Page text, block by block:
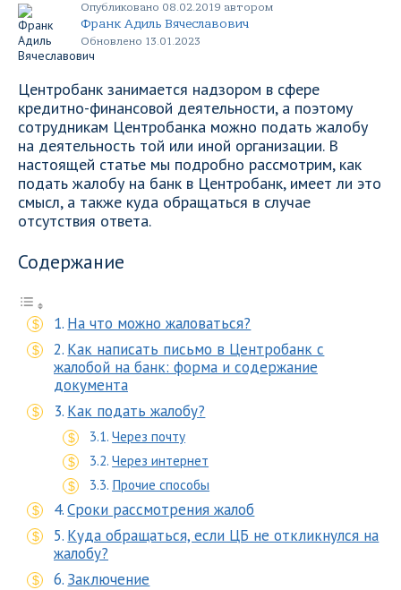
Опубликовано 08.02.2019 автором
Франк Адиль Вячеславович
Обновлено 13.01.2023
Центробанк занимается надзором в сфере
кредитно-финансовой деятельности, а поэтому
сотрудникам Центробанка можно подать жалобу
на деятельность той или иной организации. В
настоящей статье мы подробно рассмотрим, как
подать жалобу на банк в Центробанк, имеет ли это
смысл, а также куда обращаться в случае
отсутствия ответа.
Содержание
На что можно жаловаться?
Как написать письмо в Центробанк с
жалобой на банк: форма и содержание
документа
Как подать жалобу?
Через почту
Через интернет
Прочие способы
Сроки рассмотрения жалоб
Куда обращаться, если ЦБ не откликнулся на
жалобу?
Заключение